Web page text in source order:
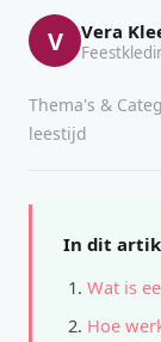
V Vera
Thema's &
leestijd
In dit
Wat is
Hoe